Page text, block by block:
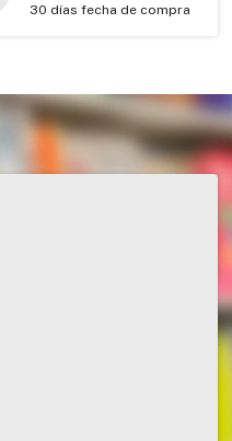
30 días fecha de compra